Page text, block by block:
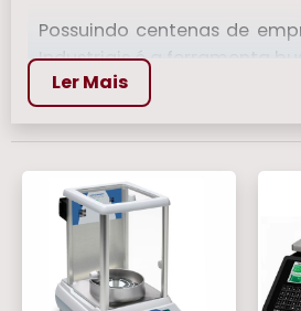
Possuindo centenas de
Industriais é a ferramenta
mais completo da área
realizar um orçamento de
malas de viagem​, clique
anuciantes a seguir:
Veja mais:
Balanca de Mala
Comida|Balanca Digital
Analógicas.
Ler Mais